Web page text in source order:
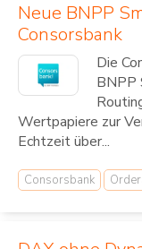
Neue BNPP
Consorsbank
Die
BNPP
Wertpapiere zur
Echtzeit über...
Consorsbank